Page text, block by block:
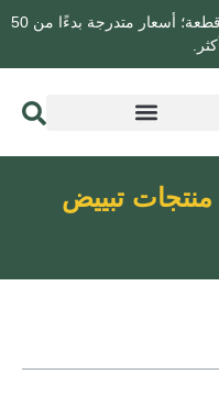
موك نموذجي لكل وحدة تخزين: 10 آلاف قطعة؛ أسعار متدرجة بدءًا من 50
تبييض